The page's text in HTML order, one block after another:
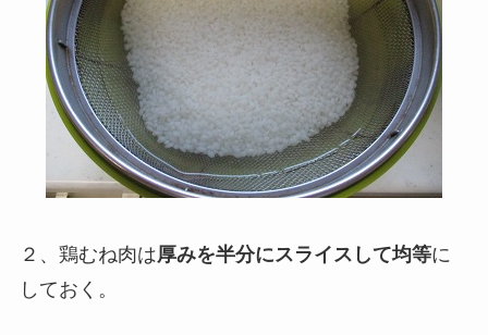
２、鶏むね肉は厚みを半分にスライスして均等に
しておく。